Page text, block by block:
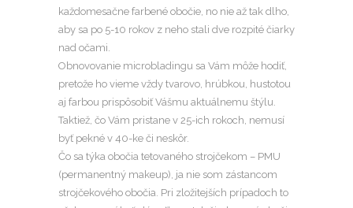
každomesačne farbené obočie, no nie až tak dlho,
aby sa po 5-10 rokov z neho stali dve rozpité čiarky
nad očami.
Obnovovanie microbladingu sa Vám môže hodiť,
pretože ho vieme vždy tvarovo, hrúbkou, hustotou
aj farbou prispôsobiť Vášmu aktuálnemu štýlu.
Taktiež, čo Vám pristane v 25-ich rokoch, nemusí
byť pekné v 40-ke či neskôr.
Čo sa týka obočia tetovaného strojčekom – PMU
(permanentný makeup), ja nie som zástancom
strojčekového obočia. Pri zložitejších prípadoch to